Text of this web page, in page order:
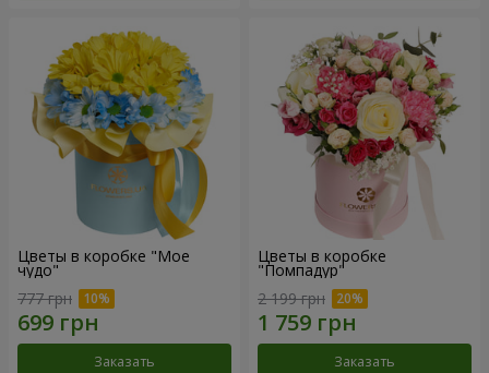
Цветы в коробке "Мое
чудо"
777 грн
Заказать
Цветы в коробке
"Помпадур"
2 199 грн
Заказать